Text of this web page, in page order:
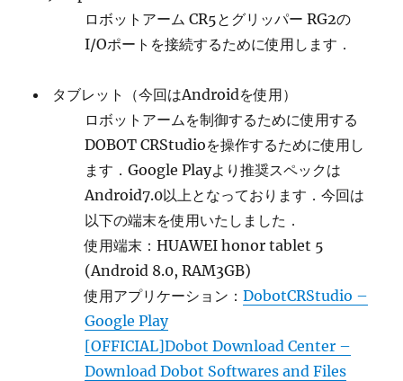
ロボットアーム CR5とグリッパー RG2の
I/Oポートを接続するために使用します．
タブレット（今回はAndroidを使用）
ロボットアームを制御するために使用する
DOBOT CRStudioを操作するために使用し
ます．Google Playより推奨スペックは
Android7.0以上となっております．今回は
以下の端末を使用いたしました．
使用端末：HUAWEI honor tablet 5
(Android 8.0, RAM3GB)
使用アプリケーション：DobotCRStudio –
Google Play
[OFFICIAL]Dobot Download Center –
Download Dobot Softwares and Files